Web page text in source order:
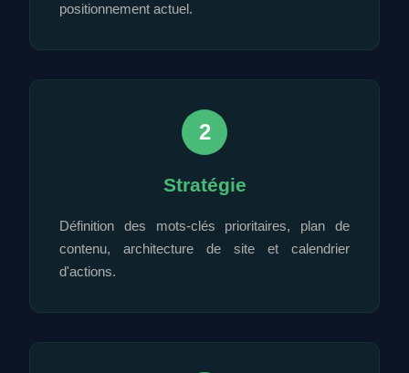
positionnement actuel.
2
Stratégie
Définition des mots-clés prioritaires, plan de
contenu, architecture de site et calendrier
d'actions.